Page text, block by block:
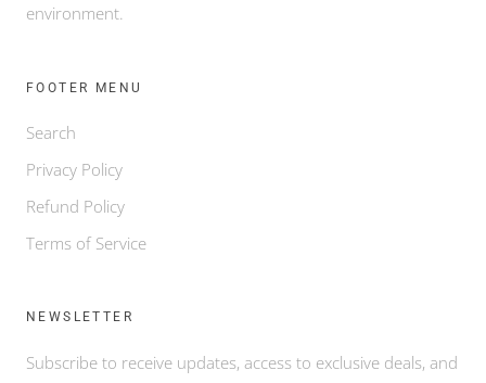
environment.
FOOTER MENU
Search
Privacy Policy
Refund Policy
Terms of Service
NEWSLETTER
Subscribe to receive updates, access to exclusive deals, and